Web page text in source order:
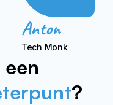
Anton
Tech Monk
?